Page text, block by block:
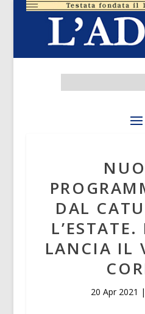
DAL
LANCIA IL
20 Apr 2021 |